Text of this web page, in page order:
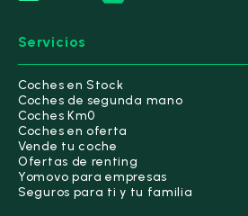
Servicios
Coches en Stock
Coches de segunda mano
Coches Km0
Coches en oferta
Vende tu coche
Ofertas de renting
Yomovo para empresas
Seguros para ti y tu familia